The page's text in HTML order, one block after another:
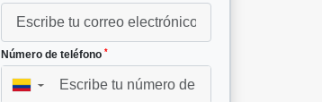
Número de teléfono *
▼